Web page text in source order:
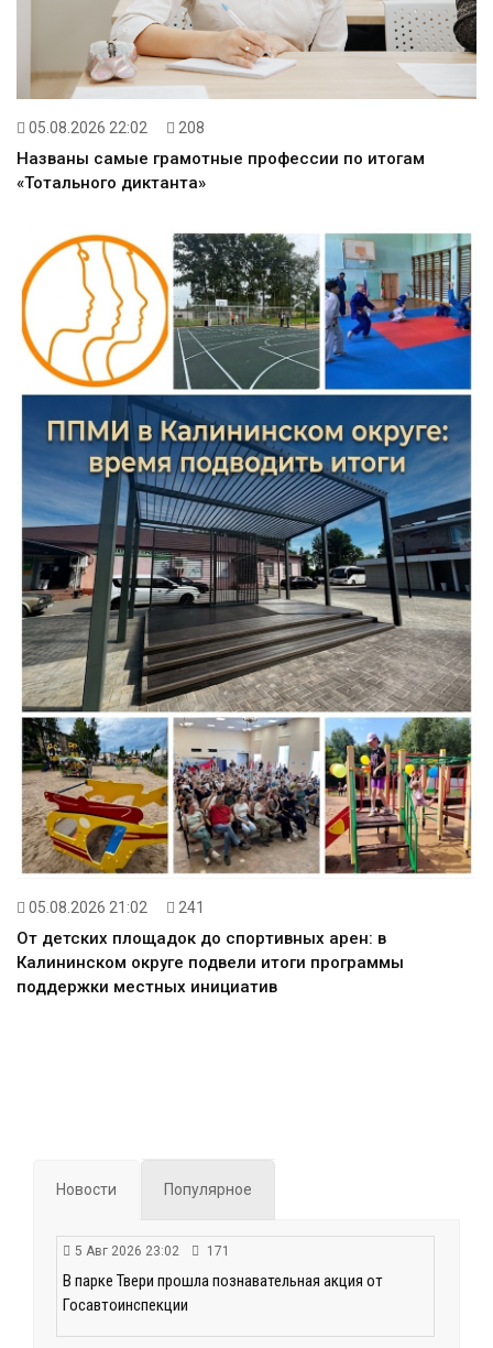
05.08.2026 22:02 208
Названы самые грамотные профессии по итогам
«Тотального диктанта»
05.08.2026 21:02 241
От детских площадок до спортивных арен: в
Калининском округе подвели итоги программы
поддержки местных инициатив
Новости Популярное
5 Авг 2026 23:02 171
В парке Твери прошла познавательная акция от
Госавтоинспекции